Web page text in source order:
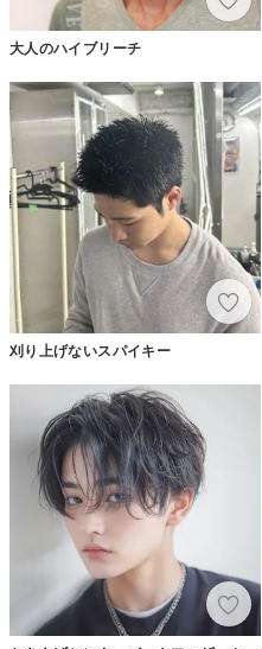
大人のハイブリーチ
刈り上げないスパイキー